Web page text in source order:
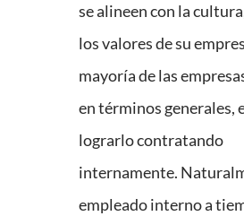
se alineen con la
los valores de su
mayoría de las
en términos generales,
lograrlo contratando
internamente.
empleado interno a